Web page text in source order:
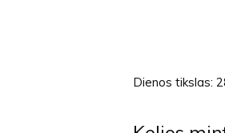
Dienos tikslas: